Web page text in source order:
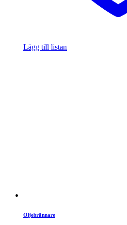
Lägg till listan
Oljebrännare